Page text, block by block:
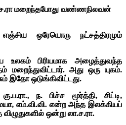
மறைந்தபோது வண்ணநிலவன்
ஒரேயொரு நட்சத்திரமும்
உலகம் பிரியமாக அழைத்துவந்த
மறைந்துவிட்டார். அது ஒரு யுகம்.
இதோ ஒடுங்கிவிட்டது.
ந. பிச்ச மூர்த்தி, சிட்டி,
எம்.வி.வி. என்ற அந்த இலக்கியப்
விழுதுகளில் ஒன்று லா.ச.ரா.